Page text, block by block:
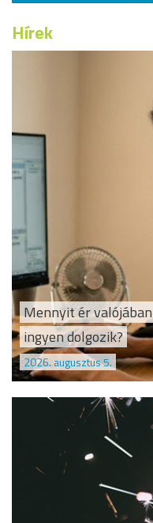
Hírek
Mennyit ér
ingyen dolgozik?
2026. augusztus 5.